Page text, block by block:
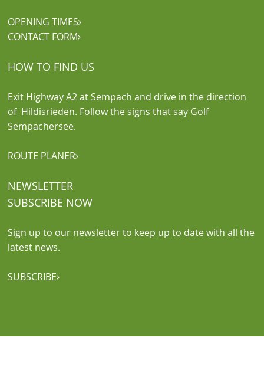
OPENING TIMES
CONTACT FORM
HOW TO FIND US
Exit Highway A2 at Sempach and drive in the direction
of Hildisrieden. Follow the signs that say Golf
Sempachersee.
ROUTE PLANER
NEWSLETTER
SUBSCRIBE NOW
Sign up to our newsletter to keep up to date with all the
latest news.
SUBSCRIBE